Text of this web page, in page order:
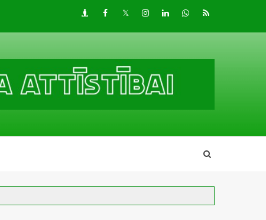
DraugiemFacebook
TwitterInstagram
LinkedInwhatsapp
RSS